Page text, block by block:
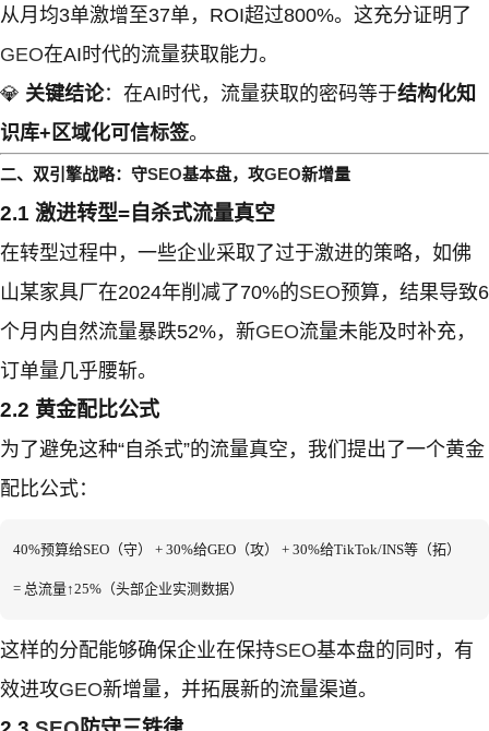
从月均3单激增至37单，ROI超过800%。这充分证明了
GEO在AI时代的流量获取能力。
💎 关键结论：在AI时代，流量获取的密码等于结构化知
识库+区域化可信标签。
二、双引擎战略：守SEO基本盘，攻GEO新增量
2.1 激进转型=自杀式流量真空
在转型过程中，一些企业采取了过于激进的策略，如佛
山某家具厂在2024年削减了70%的SEO预算，结果导致6
个月内自然流量暴跌52%，新GEO流量未能及时补充，
订单量几乎腰斩。
2.2 黄金配比公式
为了避免这种“自杀式”的流量真空，我们提出了一个黄金
配比公式：
40%预算给SEO（守） + 30%给GEO（攻） + 30%给TikTok/INS等（拓）
= 总流量↑25%（头部企业实测数据）
这样的分配能够确保企业在保持SEO基本盘的同时，有
效进攻GEO新增量，并拓展新的流量渠道。